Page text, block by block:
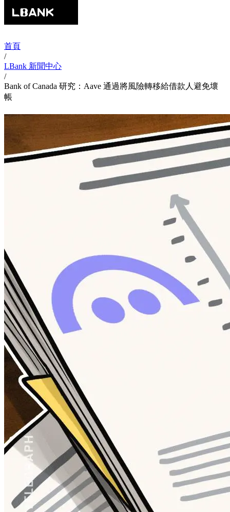
首頁
/
LBank 新聞中心
/
Bank of Canada 研究：Aave 通過將風險轉移給借款人避免壞
帳